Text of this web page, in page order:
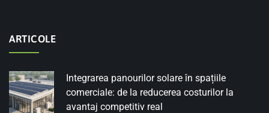
ARTICOLE
Integrarea panourilor solare în spațiile
comerciale: de la reducerea costurilor la
avantaj competitiv real